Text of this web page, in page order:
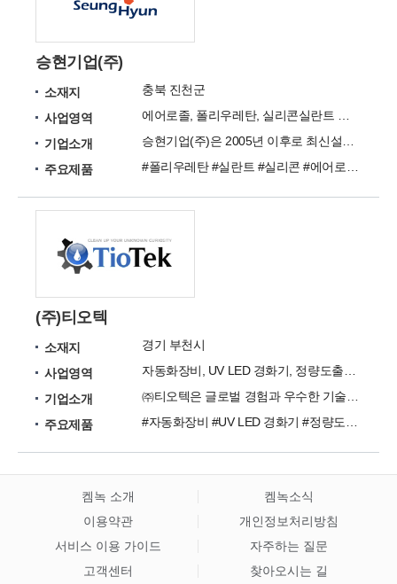
승현기업(주)
소재지
충북 진천군
사업영역
기업소개
주요제품
(주)티오텍
소재지
경기 부천시
사업영역
기업소개
주요제품
켐녹 소개
켐녹소식
이용약관
개인정보처리방침
서비스 이용 가이드
자주하는 질문
고객센터
찾아오시는 길